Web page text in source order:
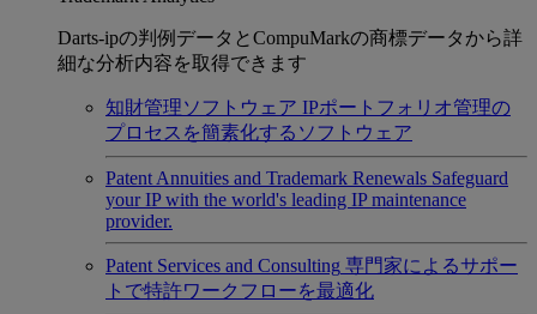
Darts-ipの判例データとCompuMarkの商標データから詳
細な分析内容を取得できます
知財管理ソフトウェア IPポートフォリオ管理の
プロセスを簡素化するソフトウェア
Patent Annuities and Trademark Renewals Safeguard
your IP with the world's leading IP maintenance
provider.
Patent Services and Consulting 専門家によるサポー
トで特許ワークフローを最適化